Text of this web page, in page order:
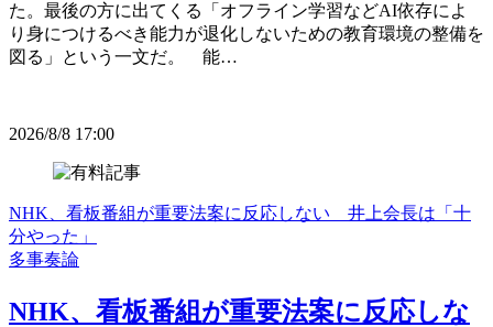
た。最後の方に出てくる「オフライン学習などAI依存によ
り身につけるべき能力が退化しないための教育環境の整備を
図る」という一文だ。 能…
2026/8/8 17:00
NHK、看板番組が重要法案に反応しない 井上会長は「十
分やった」
多事奏論
NHK、看板番組が重要法案に反応しな